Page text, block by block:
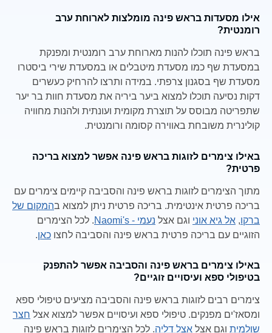
אילו מסעדות בראש פינה מומלצות לארוחת ערב
רומנטית?
בראש פינה תוכלו להנות מארוחת ערב רומנטית ומפנקת
במסעדת שף כמו מסעדת מיטבלים או במסעדת שירי ביסטרו
מסעדת שף בסגנון צרפתי. במידה ותרצו להרחיק כעשרים
דקות נסיעה תוכלו למצוא ביער ביריה את מסעדת חוות בר יער
שתפריטה מבוסס על תוצרת מקומית ועונתית ולהנות מחוויה
קולינרית משובחת באווירה קסומה ורומנטית.
באילו צימרים לזוגות בראש פינה אפשר למצוא בריכה
פרטית?
מתוך הצימרים לזוגות בראש פינה והסביבה קיימים צימרים עם
בריכה פרטית אינטימית. בריכה פרטית ניתן למצוא בהמקום של
ברקו, אל גיא אוני וגם אצל נעמי - Naomi's
. לכל הצימרים
הזוגיים עם בריכה פרטית בראש פינה והסביבה לחצו כאן.
באילו צימרים בראש פינה והסביבה אפשר להתפנק
בטיפולי ספא ועיסויים זוגיים?
צימרים רבים לזוגות בראש פינה והסביבה מציעים טיפולי ספא
ומסאז'ים מפנקים. טיפולי ספא ועיסויים אפשר למצוא אצל חצר
שולמית וגם אצל אצל דליה. לכל הצימרים לזוגות בראש פינה